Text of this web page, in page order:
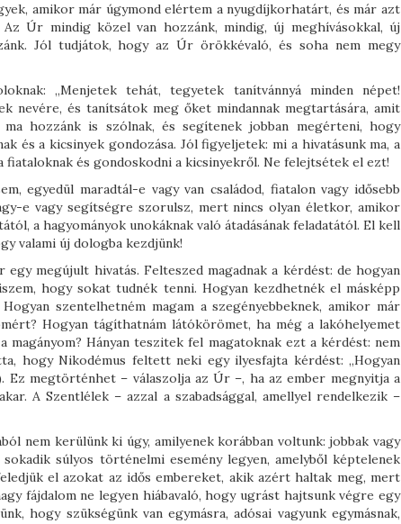
amikor már úgymond elértem a nyugdíjkorhatárt, és már azt
Úr mindig közel van hozzánk, mindig, új meghívásokkal, új
Jól tudjátok, hogy az Úr örökkévaló, és soha nem megy
„Menjetek tehát, tegyetek tanítvánnyá minden népet!
nevére, és tanítsátok meg őket mindannak megtartására, amit
ma hozzánk is szólnak, és segítenek jobban megérteni, hogy
és a kicsinyek gondozása. Jól figyeljetek: mi a hivatásunk ma, a
és gondoskodni a kicsinyekről. Ne felejtsétek el ezt!
egyedül maradtál-e vagy van családod, fiatalon vagy idősebb
e vagy segítségre szorulsz, mert nincs olyan életkor, amikor
a hagyományok unokáknak való átadásának feladatától. El kell
valami új dologba kezdjünk!
megújult hivatás. Felteszed magadnak a kérdést: de hogyan
hogy sokat tudnék tenni. Hogyan kezdhetnék el másképp
szentelhetném magam a szegényebbeknek, amikor már
Hogyan tágíthatnám látókörömet, ha még a lakóhelyemet
Hányan teszitek fel magatoknak ezt a kérdést: nem
hogy Nikodémus feltett neki egy ilyesfajta kérdést: „Hogyan
Ez megtörténhet – válaszolja az Úr –, ha az ember megnyitja a
A Szentlélek – azzal a szabadsággal, amellyel rendelkezik –
nem kerülünk ki úgy, amilyenek korábban voltunk: jobbak vagy
súlyos történelmi esemény legyen, amelyből képtelenek
el azokat az idős embereket, akik azért haltak meg, mert
fájdalom ne legyen hiábavaló, hogy ugrást hajtsunk végre egy
hogy szükségünk van egymásra, adósai vagyunk egymásnak,